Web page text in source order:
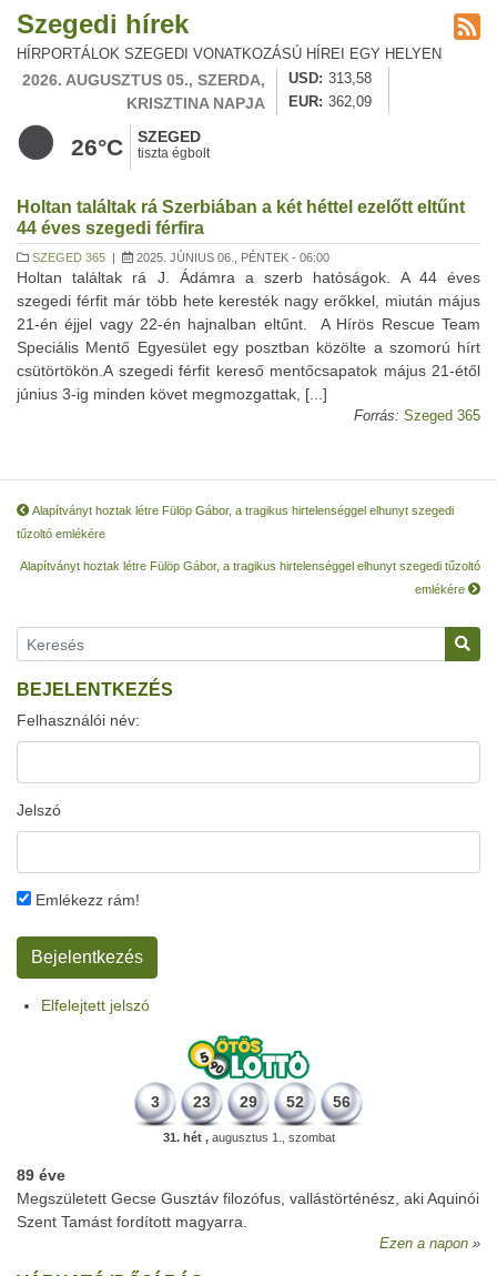
Szegedi hírek
HÍRPORTÁLOK SZEGEDI VONATKOZÁSÚ HÍREI EGY HELYEN
2026. AUGUSZTUS 05., SZERDA,
KRISZTINA NAPJA
USD
313,58
EUR
362,09
26°C SZEGED
tiszta égbolt
Holtan találtak rá Szerbiában a két héttel ezelőtt eltűnt
44 éves szegedi férfira
SZEGED 365 | 2025. JÚNIUS 06., PÉNTEK - 06:00
Holtan találtak rá J. Ádámra a szerb hatóságok. A 44 éves
szegedi férfit már több hete keresték nagy erőkkel, miután május
21-én éjjel vagy 22-én hajnalban eltűnt. A Hírös Rescue Team
Speciális Mentő Egyesület egy posztban közölte a szomorú hírt
csütörtökön.A szegedi férfit kereső mentőcsapatok május 21-étől
június 3-ig minden követ megmozgattak, [...]
Forrás: Szeged 365
Alapítványt hoztak létre Fülöp Gábor, a tragikus hirtelenséggel elhunyt szegedi
tűzoltó emlékére
Alapítványt hoztak létre Fülöp Gábor, a tragikus hirtelenséggel elhunyt szegedi tűzoltó
emlékére
BEJELENTKEZÉS
Felhasználói név:
Jelszó
Emlékezz rám!
Elfelejtett jelszó
3 23 29 52 56
31. hét ,augusztus 1., szombat
89 éve
Megszületett Gecse Gusztáv filozófus, vallástörténész, aki Aquinói
Szent Tamást fordított magyarra.
Ezen a napon